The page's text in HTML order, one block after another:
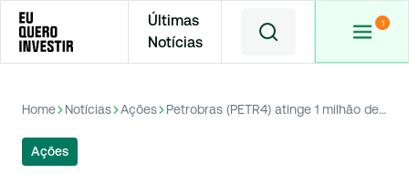
Últimas
Notícias
Home Notícias Ações Petrobras (PETR4) atinge 1 milhão de investidores individuais
Ações